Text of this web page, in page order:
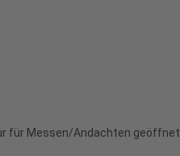
für Messen/Andachten geöffnet